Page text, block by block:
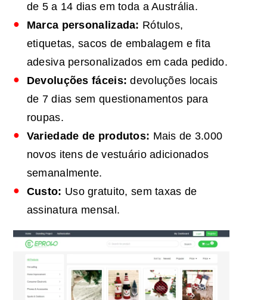
de 5 a 14 dias em toda a Austrália.
Marca personalizada: Rótulos,
etiquetas, sacos de embalagem e fita
adesiva personalizados em cada pedido.
Devoluções fáceis: devoluções locais
de 7 dias sem questionamentos para
roupas.
Variedade de produtos: Mais de 3.000
novos itens de vestuário adicionados
semanalmente.
Custo: Uso gratuito, sem taxas de
assinatura mensal.